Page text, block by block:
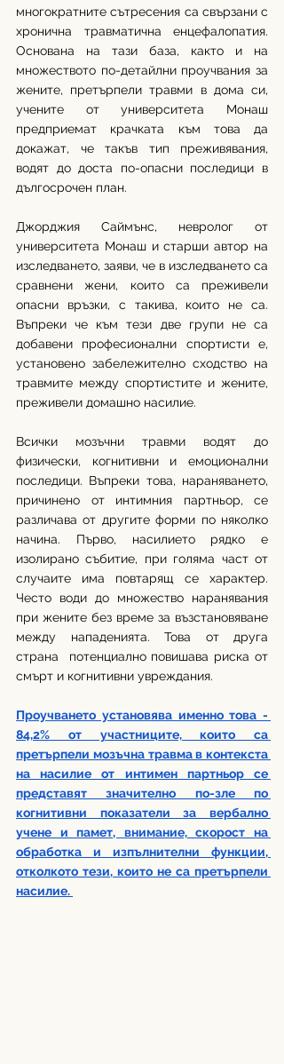
многократните сътресения са свързани с
хронична травматична енцефалопатия.
Основана на тази база, както и на
множеството по-детайлни проучвания за
жените, претърпели травми в дома си,
учените от университета Монаш
предприемат крачката към това да
докажат, че такъв тип преживявания,
водят до доста по-опасни последици в
дългосрочен план.
Джорджия Саймънс, невролог от
университета Монаш и старши автор на
изследването, заяви, че в изследването са
сравнени жени, които са преживели
опасни връзки, с такива, които не са.
Въпреки че към тези две групи не са
добавени професионални спортисти е,
установено забележително сходство на
травмите между спортистите и жените,
преживели домашно насилие.
Всички мозъчни травми водят до
физически, когнитивни и емоционални
последици. Въпреки това, нараняването,
причинено от интимния партньор, се
различава от другите форми по няколко
начина. Първо, насилието рядко е
изолирано събитие, при голяма част от
случаите има повтарящ се характер.
Често води до множество наранявания
при жените без време за възстановяване
между нападенията. Това от друга
страна  потенциално повишава риска от
смърт и когнитивни увреждания.
Проучването установява именно това -
84,2% от участниците, които са
претърпели мозъчна травма в контекста
на насилие от интимен партньор се
представят значително по-зле по
когнитивни показатели за вербално
учене и памет, внимание, скорост на
обработка и изпълнителни функции,
отколкото тези, които не са претърпели
насилие.